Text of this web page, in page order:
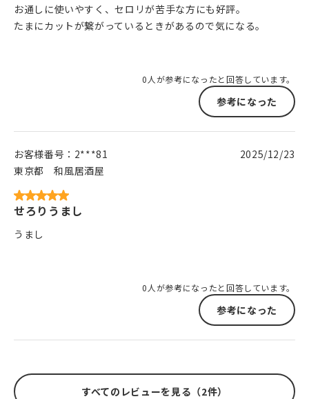
お通しに使いやすく、セロリが苦手な方にも好評。
たまにカットが繋がっているときがあるので気になる。
0人が参考になったと回答しています。
参考になった
お客様番号： 2***81
東京都
和風居酒屋
2025/12/23
せろりうまし
うまし
0人が参考になったと回答しています。
参考になった
すべてのレビューを見る（2件）